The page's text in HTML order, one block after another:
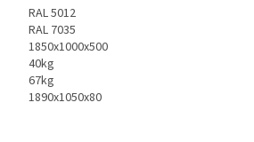
RAL 5012
RAL 7035
1850x1000x500
40kg
67kg
1890x1050x80